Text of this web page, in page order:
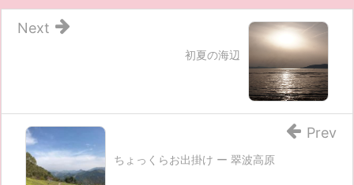
初夏の海辺
Next
ちょっくらお出掛け ー 翠波高原
Prev